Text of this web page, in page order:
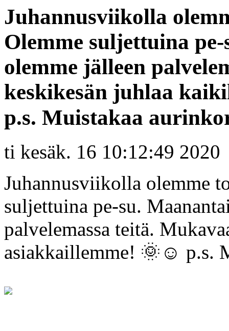
Juhannusviikolla
Olemme suljettuina
olemme jälleen
keskikesän juhlaa
p.s. Muistakaa
ti kesäk. 16 10:12:49 2020
Juhannusviikolla olemme
suljettuina pe-su.
palvelemassa teitä.
asiakkaillemme! 🌞☺️ p.s.